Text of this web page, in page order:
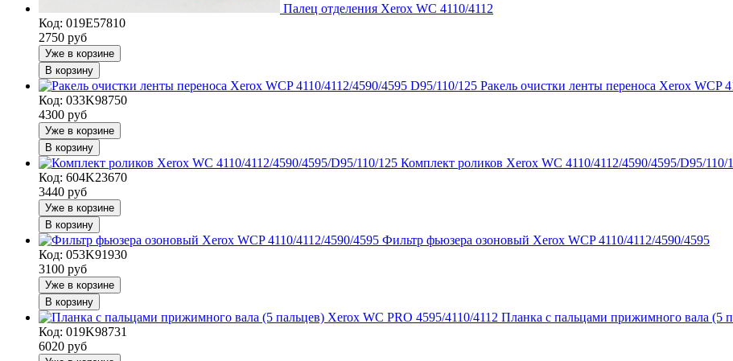
Палец отделения Xerox WC 4110/4112
Код: 019E57810
2750 руб
Уже в корзине
В корзину
Ракель очистки ленты переноса Xerox WCP
Код: 033K98750
4300 руб
Уже в корзине
В корзину
Комплект роликов Xerox WC 4110/4112/4590/4595/D95/110/
Код: 604K23670
3440 руб
Уже в корзине
В корзину
Фильтр фьюзера озоновый Xerox WCP 4110/4112/4590/4595
Код: 053K91930
3100 руб
Уже в корзине
В корзину
Планка с пальцами прижимного вала (5
Код: 019K98731
6020 руб